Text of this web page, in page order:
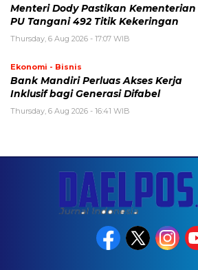
Menteri Dody Pastikan Kementerian
PU Tangani 492 Titik Kekeringan
Thursday, 6 Aug 2026 - 17:07 WIB
Ekonomi - Bisnis
Bank Mandiri Perluas Akses Kerja
Inklusif bagi Generasi Difabel
Thursday, 6 Aug 2026 - 16:41 WIB